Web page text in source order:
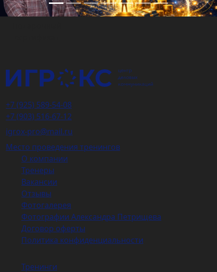
+7 (925) 589-54-08
+7 (903) 516-67-12
igrox-pro@mail.ru
Место проведения тренингов
О компании
Тренеры
Вакансии
Отзывы
Фотогалерея
Фотографии Александра Петрищева
Договор оферты
Политика конфиденциальности
Тренинги